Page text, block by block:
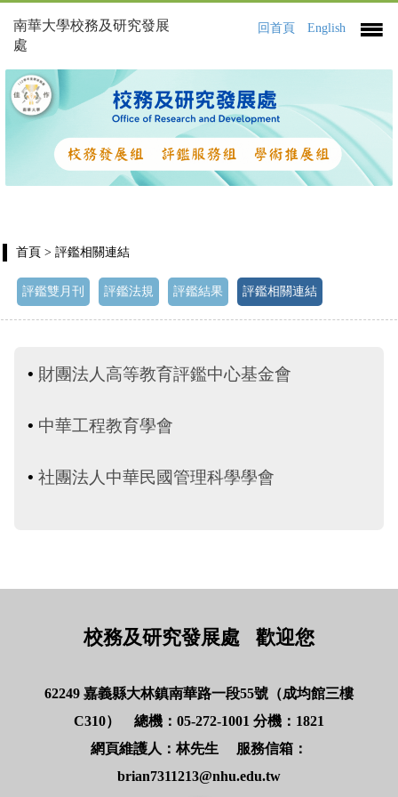
南華大學校務及研究發展
處
回首頁 English
首頁 > 評鑑相關連結
評鑑雙月刊 評鑑法規 評鑑結果 評鑑相關連結
• 財團法人高等教育評鑑中心基金會
• 中華工程教育學會
• 社團法人中華民國管理科學學會
校務及研究發展處 歡迎您
62249 嘉義縣大林鎮南華路一段55號（成均館三樓
C310） 總機：05-272-1001 分機：1821
網頁維護人：林先生 服務信箱：
brian7311213@nhu.edu.tw